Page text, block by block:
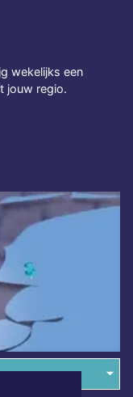
wekelijks een
jouw regio.